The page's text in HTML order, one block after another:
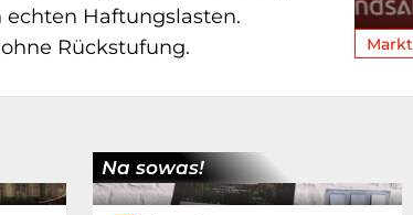
Markt
echten Haftungslasten.
Rückstufung.
Na sowas!